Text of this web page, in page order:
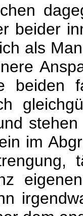
beider
als
beiden
im